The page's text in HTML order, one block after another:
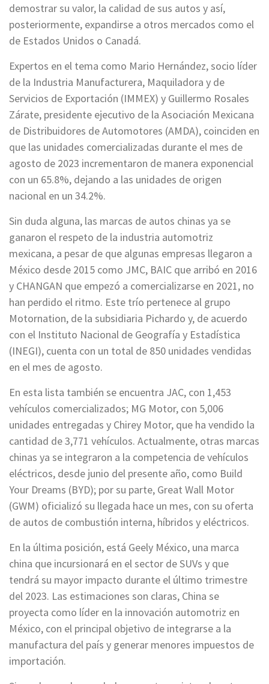
demostrar su valor, la calidad de sus autos y así,
posteriormente, expandirse a otros mercados como el
de Estados Unidos o Canadá.
Expertos en el tema como Mario Hernández, socio líder
de la Industria Manufacturera, Maquiladora y de
Servicios de Exportación (IMMEX) y Guillermo Rosales
Zárate, presidente ejecutivo de la Asociación Mexicana
de Distribuidores de Automotores (AMDA), coinciden en
que las unidades comercializadas durante el mes de
agosto de 2023 incrementaron de manera exponencial
con un 65.8%, dejando a las unidades de origen
nacional en un 34.2%.
Sin duda alguna, las marcas de autos chinas ya se
ganaron el respeto de la industria automotriz
mexicana, a pesar de que algunas empresas llegaron a
México desde 2015 como JMC, BAIC que arribó en 2016
y CHANGAN que empezó a comercializarse en 2021, no
han perdido el ritmo. Este trío pertenece al grupo
Motornation, de la subsidiaria Pichardo y, de acuerdo
con el Instituto Nacional de Geografía y Estadística
(INEGI), cuenta con un total de 850 unidades vendidas
en el mes de agosto.
En esta lista también se encuentra JAC, con 1,453
vehículos comercializados; MG Motor, con 5,006
unidades entregadas y Chirey Motor, que ha vendido la
cantidad de 3,771 vehículos. Actualmente, otras marcas
chinas ya se integraron a la competencia de vehículos
eléctricos, desde junio del presente año, como Build
Your Dreams (BYD); por su parte, Great Wall Motor
(GWM) oficializó su llegada hace un mes, con su oferta
de autos de combustión interna, híbridos y eléctricos.
En la última posición, está Geely México, una marca
china que incursionará en el sector de SUVs y que
tendrá su mayor impacto durante el último trimestre
del 2023. Las estimaciones son claras, China se
proyecta como líder en la innovación automotriz en
México, con el principal objetivo de integrarse a la
manufactura del país y generar menores impuestos de
importación.